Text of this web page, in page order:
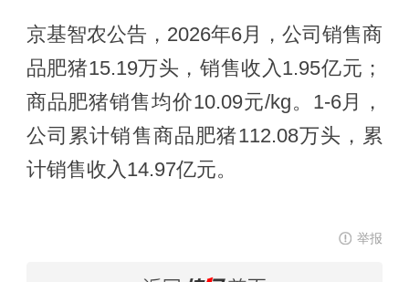
京基智农公告，2026年6月，公司销售商
品肥猪15.19万头，销售收入1.95亿元；
商品肥猪销售均价10.09元/kg。1-6月，
公司累计销售商品肥猪112.08万头，累
计销售收入14.97亿元。
举报